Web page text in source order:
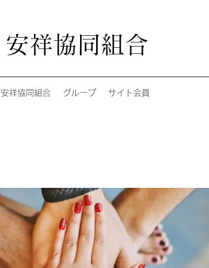
安祥協同組合
安祥協同組合 グループ サイト会員